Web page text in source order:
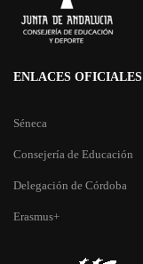
ENLACES OFICIALES
Séneca
Consejería de Educación
Delegación de Córdoba
Erasmus+